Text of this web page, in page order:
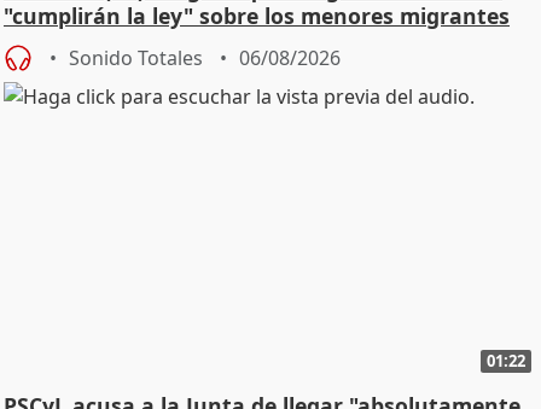
"cumplirán la ley" sobre los menores migrantes
Sonido Totales 06/08/2026
01:22